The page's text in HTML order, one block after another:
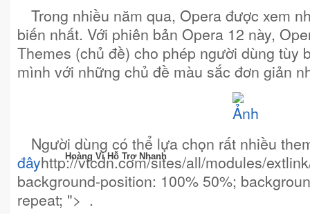
Trong nhiều năm qua, Opera được xem
biến nhất. Với phiên bản Opera 12 này,
Themes (chủ đề) cho phép người dùng tùy
mình với những chủ đề màu sắc đơn giản
Người dùng có thể lựa chọn rất nhiều
đâyhttp://vtcdn.com/sites/all/modules/
background-position: 100% 50%;
repeat; "> .
Hoàng Vi Hỗ Trợ Nhanh